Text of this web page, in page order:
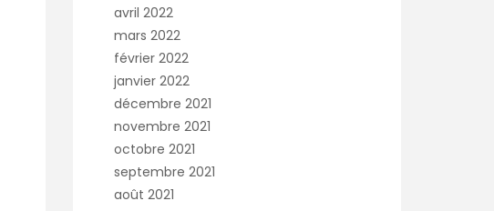
avril 2022
mars 2022
février 2022
janvier 2022
décembre 2021
novembre 2021
octobre 2021
septembre 2021
août 2021